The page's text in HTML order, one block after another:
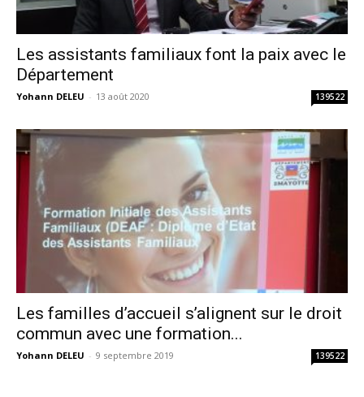
Les assistants familiaux font la paix avec le
Département
Yohann DELEU - 13 août 2020 139522
Les familles d’accueil s’alignent sur le droit
commun avec une formation...
Yohann DELEU - 9 septembre 2019 139522